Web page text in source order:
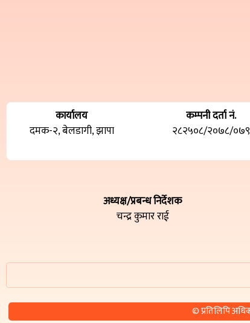
कार्यालय
दमक-२, बेलडागी, झापा
कम्पनी दर्ता नं.
२८२५०८/२०७८/०७९
अध्यक्ष/प्रबन्ध निर्देशक
चन्द्र कुमार राई